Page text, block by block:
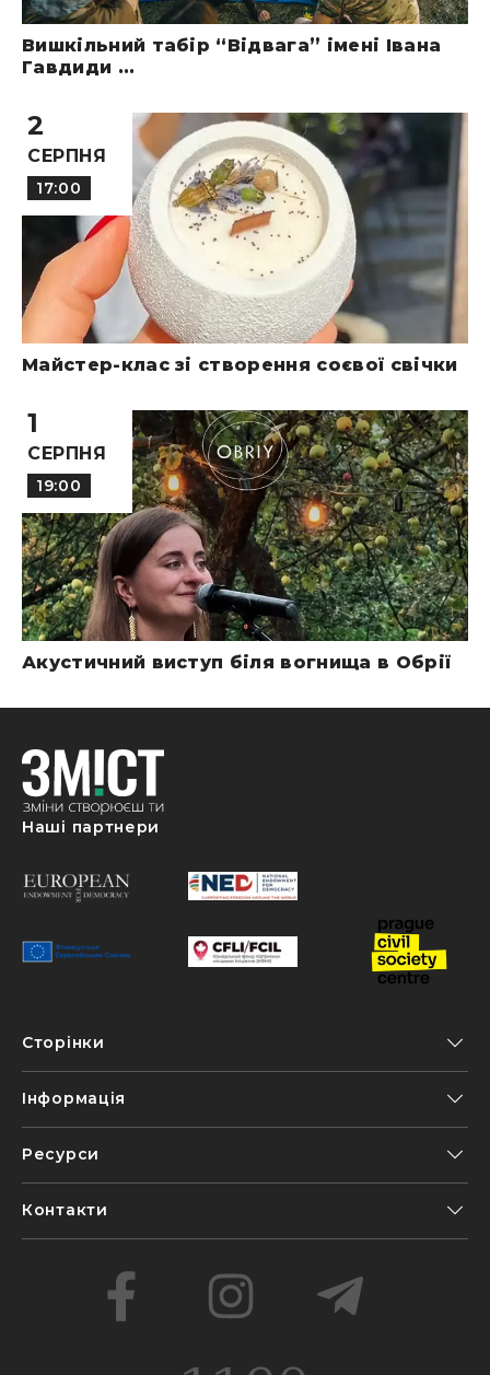
Вишкільний табір “Відвага” імені Івана
Гавдиди ...
2
СЕРПНЯ
17:00
Майстер-клас зі створення соєвої свічки
1
СЕРПНЯ
19:00
Акустичний виступ біля вогнища в Обрії
Наші партнери
Сторінки
Інформація
Ресурси
Контакти